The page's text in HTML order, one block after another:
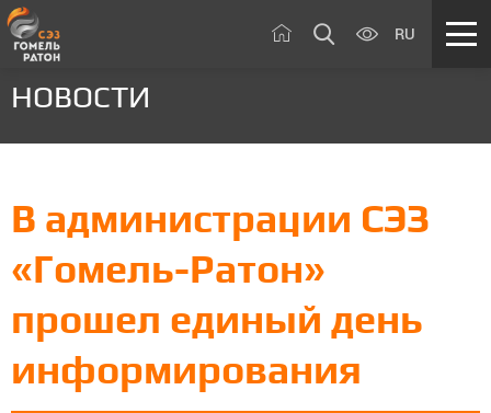
RU
НОВОСТИ
В администрации СЭЗ
«Гомель-Ратон»
прошел единый день
информирования